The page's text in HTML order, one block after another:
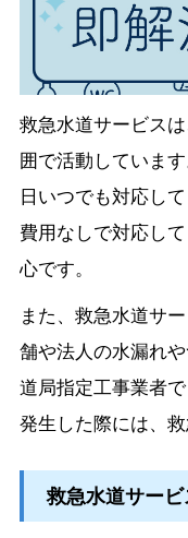
救急水道サービス
囲で活動していま
日いつでも対応し
費用なしで対応し
心です。
また、救急水道サ
舗や法人の水漏れ
道局指定工事業者
発生した際には、
救急水道サー